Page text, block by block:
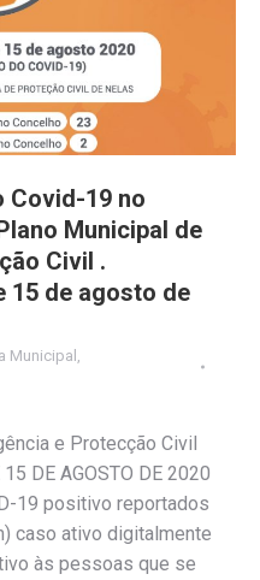
Covid-19 no
Municipal de
Civil .
15 de agosto de
Municipal
e Protecção Civil
DE AGOSTO DE 2020
19 positivo reportados
caso ativo digitalmente
às pessoas que se